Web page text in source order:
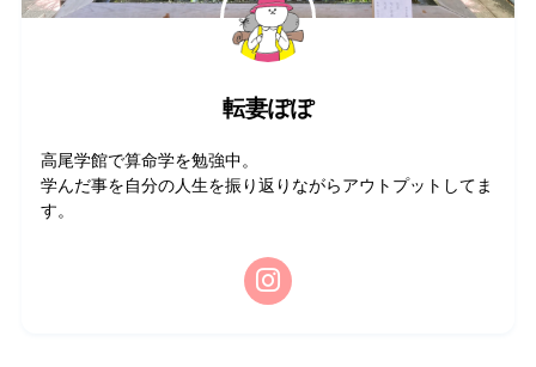
転妻ぽぽ
高尾学館で算命学を勉強中。
学んだ事を自分の人生を振り返りながらアウトプットしてま
す。